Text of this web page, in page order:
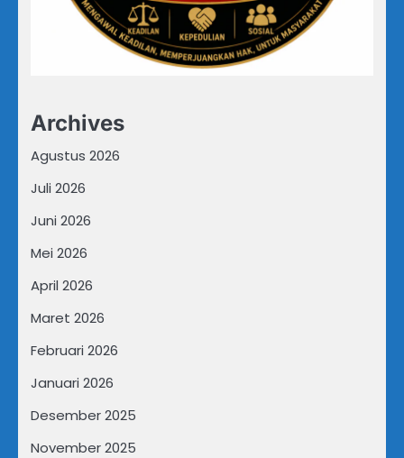
Archives
Agustus 2026
Juli 2026
Juni 2026
Mei 2026
April 2026
Maret 2026
Februari 2026
Januari 2026
Desember 2025
November 2025